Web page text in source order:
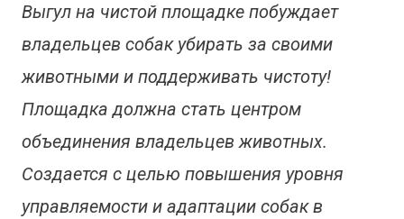
Выгул на чистой площадке побуждает
владельцев собак убирать за своими
животными и поддерживать чистоту!
Площадка должна стать центром
объединения владельцев животных.
Создается с целью повышения уровня
управляемости и адаптации собак в